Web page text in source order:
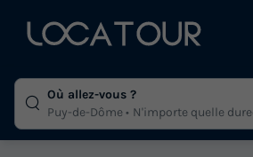
Où allez-vous ?
Puy-de-Dôme
N'importe quelle